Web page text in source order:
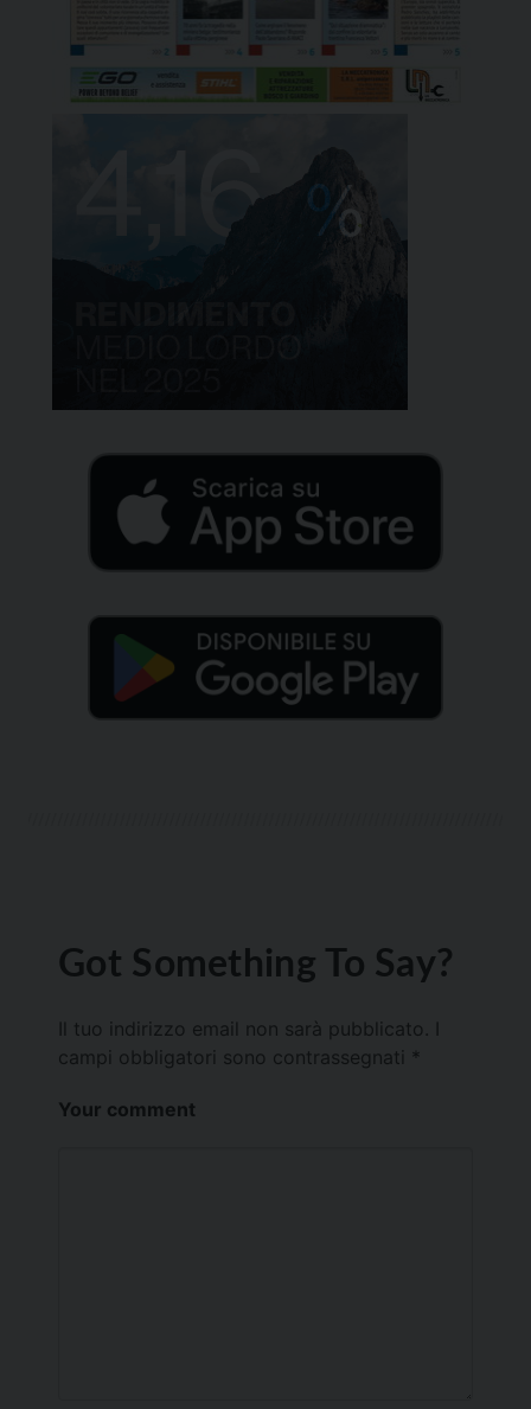
Got Something To Say?
Il tuo indirizzo email non sarà pubblicato.
campi obbligatori sono contrassegnati *
Your comment